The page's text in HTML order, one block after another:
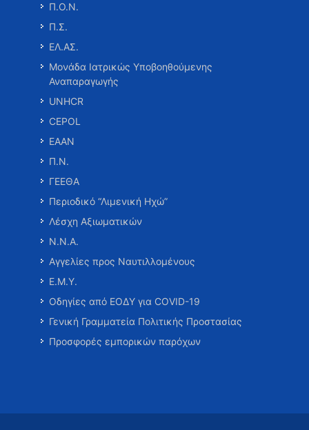
Π.Ο.Ν.
Π.Σ.
ΕΛ.ΑΣ.
Μονάδα Ιατρικώς Υποβοηθούμενης
Αναπαραγωγής
UNHCR
CEPOL
ΕΑΑΝ
Π.Ν.
ΓΕΕΘΑ
Περιοδικό “Λιμενική Ηχώ”
Λέσχη Αξιωματικών
Ν.Ν.Α.
Αγγελίες προς Ναυτιλλομένους
Ε.Μ.Υ.
Οδηγίες από ΕΟΔΥ για COVID-19
Γενική Γραμματεία Πολιτικής Προστασίας
Προσφορές εμπορικών παρόχων